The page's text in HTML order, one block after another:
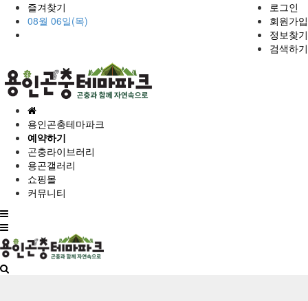
즐겨찾기
08월 06일(목)
로그인
회원가입
정보찾기
검색하기
홈
으
로
용인곤충테마파크
예약하기
곤충라이브러리
용곤갤러리
쇼핑몰
커뮤니티
전
체
메
뉴